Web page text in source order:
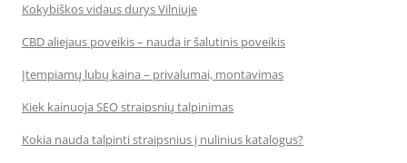
Kokybiškos vidaus durys Vilniuje
CBD aliejaus poveikis – nauda ir šalutinis poveikis
Įtempiamų lubų kaina – privalumai, montavimas
Kiek kainuoja SEO straipsnių talpinimas
Kokia nauda talpinti straipsnius į nulinius katalogus?